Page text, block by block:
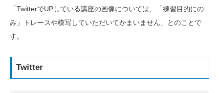
「TwitterでUPしている講座の画像については、「練習目的にの
み」トレースや模写していただいてかまいません」とのことで
す。
Twitter